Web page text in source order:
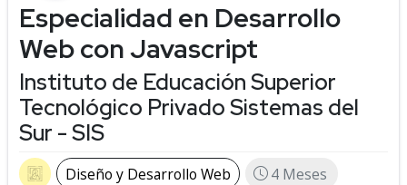
Especialidad en Desarrollo
Web con Javascript
Instituto de Educación Superior
Tecnológico Privado Sistemas del
Sur - SIS
Diseño y Desarrollo Web
4 Meses